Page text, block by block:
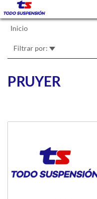
Inicio
Filtrar por:
PRUYER